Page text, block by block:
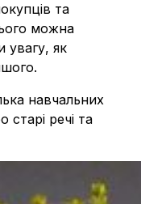
та
можна
увагу, як
навчальних
старі речі та